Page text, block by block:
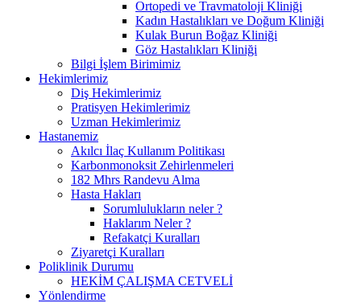
Ortopedi ve Travmatoloji Kliniği
Kadın Hastalıkları ve Doğum Kliniği
Kulak Burun Boğaz Kliniği
Göz Hastalıkları Kliniği
Bilgi İşlem Birimimiz
Hekimlerimiz
Diş Hekimlerimiz
Pratisyen Hekimlerimiz
Uzman Hekimlerimiz
Hastanemiz
Akılcı İlaç Kullanım Politikası
Karbonmonoksit Zehirlenmeleri
182 Mhrs Randevu Alma
Hasta Hakları
Sorumlulukların neler ?
Haklarım Neler ?
Refakatçi Kuralları
Ziyaretçi Kuralları
Poliklinik Durumu
HEKİM ÇALIŞMA CETVELİ
Yönlendirme